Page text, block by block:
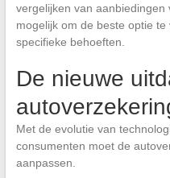
vergelijken van
mogelijk om de beste optie
specifieke behoeften.
De nieuwe
Met de evolutie van
consumenten moet de
aanpassen.